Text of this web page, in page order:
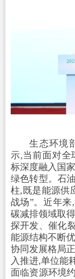
生态环境
示,当前面对全
标深度融入国
绿色转型。石
柱,既是能源供
战场”。近年来
碳减排领域取
探开发、催化
能源结构不断
协同发展格局
入推进,单位能
面临资源环境